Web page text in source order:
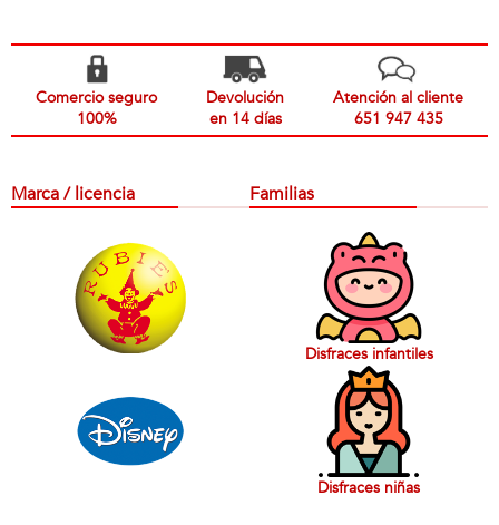
Comercio seguro
100%
Devolución
en 14 días
Atención al cliente
651 947 435
Marca / licencia Familias
Disfraces infantiles
Disfraces niñas